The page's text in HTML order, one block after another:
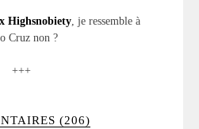
Highsnobiety, je ressemble à
Cruz non ?
+++
(206)